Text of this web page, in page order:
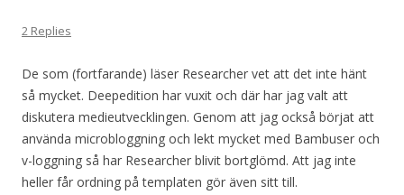
2 Replies
De som (fortfarande) läser Researcher vet att det inte hänt
så mycket. Deepedition har vuxit och där har jag valt att
diskutera medieutvecklingen. Genom att jag också börjat att
använda microbloggning och lekt mycket med Bambuser och
v-loggning så har Researcher blivit bortglömd. Att jag inte
heller får ordning på templaten gör även sitt till.